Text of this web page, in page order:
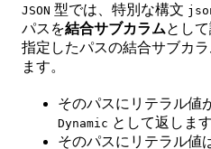
JSON 型では、特別な構文
パスを結合サブカラムとし
指定したパスの結合サブカ
ます。
そのパスにリテラル値
Dynamic として返します
そのパスにリテラル値